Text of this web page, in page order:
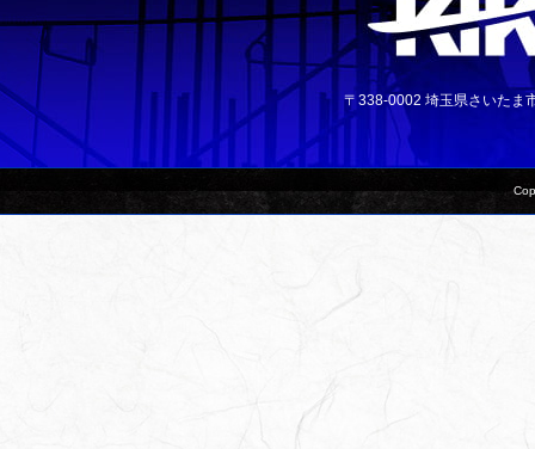
〒338-0002 埼玉県さいた